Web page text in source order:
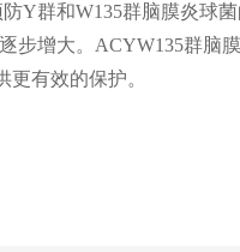
群和W135群脑膜炎球
增大。ACYW135群脑
有效的保护。